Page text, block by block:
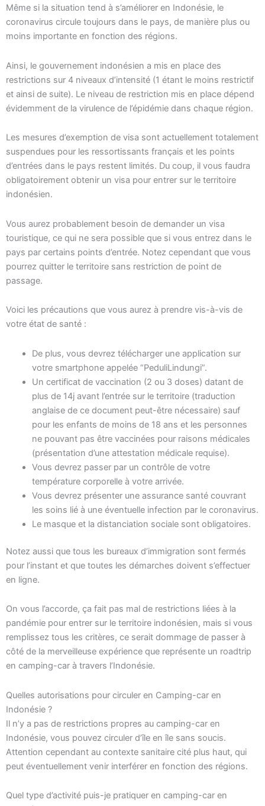
Même si la situation tend à s’améliorer en Indonésie, le
coronavirus circule toujours dans le pays, de manière plus ou
moins importante en fonction des régions.
Ainsi, le gouvernement indonésien a mis en place des
restrictions sur 4 niveaux d’intensité (1 étant le moins restrictif
et ainsi de suite). Le niveau de restriction mis en place dépend
évidemment de la virulence de l’épidémie dans chaque région.
Les mesures d’exemption de visa sont actuellement totalement
suspendues pour les ressortissants français et les points
d’entrées dans le pays restent limités. Du coup, il vous faudra
obligatoirement obtenir un visa pour entrer sur le territoire
indonésien.
Vous aurez probablement besoin de demander un visa
touristique, ce qui ne sera possible que si vous entrez dans le
pays par certains points d’entrée. Notez cependant que vous
pourrez quitter le territoire sans restriction de point de
passage.
Voici les précautions que vous aurez à prendre vis-à-vis de
votre état de santé :
De plus, vous devrez télécharger une application sur
votre smartphone appelée “PeduliLindungi”.
Un certificat de vaccination (2 ou 3 doses) datant de
plus de 14j avant l’entrée sur le territoire (traduction
anglaise de ce document peut-être nécessaire) sauf
pour les enfants de moins de 18 ans et les personnes
ne pouvant pas être vaccinées pour raisons médicales
(présentation d’une attestation médicale requise).
Vous devrez passer par un contrôle de votre
température corporelle à votre arrivée.
Vous devrez présenter une assurance santé couvrant
les soins lié à une éventuelle infection par le coronavirus.
Le masque et la distanciation sociale sont obligatoires.
Notez aussi que tous les bureaux d’immigration sont fermés
pour l’instant et que toutes les démarches doivent s’effectuer
en ligne.
On vous l’accorde, ça fait pas mal de restrictions liées à la
pandémie pour entrer sur le territoire indonésien, mais si vous
remplissez tous les critères, ce serait dommage de passer à
côté de la merveilleuse expérience que représente un roadtrip
en camping-car à travers l’Indonésie.
Quelles autorisations pour circuler en Camping-car en
Indonésie ?
Il n’y a pas de restrictions propres au camping-car en
Indonésie, vous pouvez circuler d’île en île sans soucis.
Attention cependant au contexte sanitaire cité plus haut, qui
peut éventuellement venir interférer en fonction des régions.
Quel type d’activité puis-je pratiquer en camping-car en